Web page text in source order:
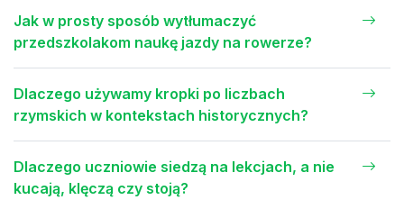
Jak w prosty sposób wytłumaczyć
przedszkolakom naukę jazdy na rowerze?
Dlaczego używamy kropki po liczbach
rzymskich w kontekstach historycznych?
Dlaczego uczniowie siedzą na lekcjach, a nie
kucają, klęczą czy stoją?